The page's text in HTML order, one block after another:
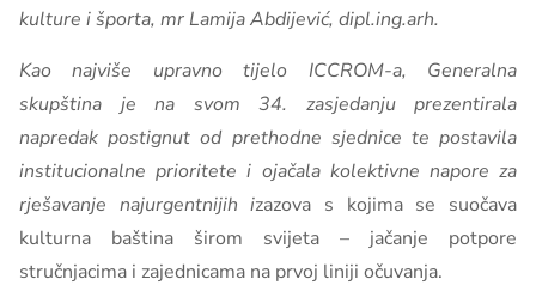
kulture i športa, mr Lamija Abdijević, dipl.ing.arh.
Kao najviše upravno tijelo ICCROM-a, Generalna
skupština je na svom 34. zasjedanju prezentirala
napredak postignut od prethodne sjednice te postavila
institucionalne prioritete i ojačala kolektivne napore za
rješavanje najurgentnijih izazova s kojima se suočava
kulturna baština širom svijeta – jačanje potpore
stručnjacima i zajednicama na prvoj liniji očuvanja.